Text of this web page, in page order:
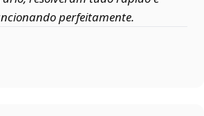
perfeitamente.